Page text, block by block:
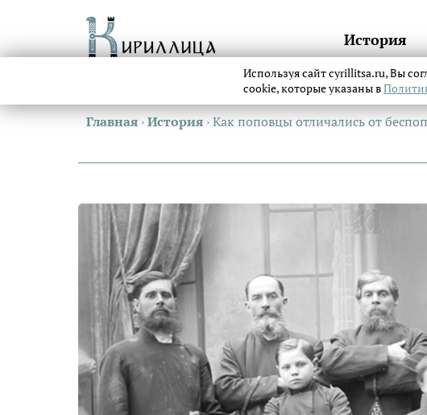
История
Главная ›История ›Как поповцы отличались от
Используя сайт cyrillitsa.ru, Вы
cookie, которые указаны в